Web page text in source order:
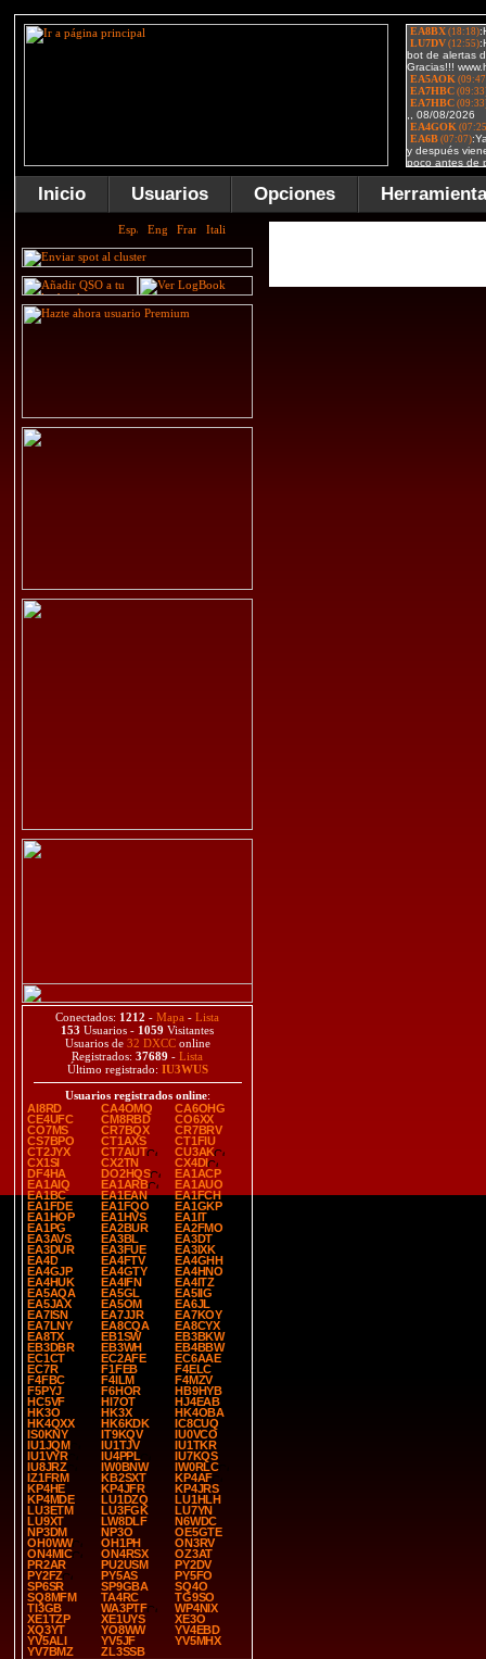
Inicio Usuarios Opciones
Conectados: 1212 - Mapa - Lista
153 Usuarios - 1059 Visitantes
Usuarios de 32 DXCConline
Registrados: 37689 - Lista
Último registrado: IU3WUS
Usuarios registrados online:
AI8RD
CA4OMQ
CA6OHG
CE4UFC
CM8RBD
CO6XX
CO7MS
CR7BQX
CR7BRV
CS7BPO
CT1AXS
CT1FIU
CT2JYX
CT7AUT
CU3AK
CX1SI
CX2TN
CX4DI
DF4HA
DO2HQS
EA1ACP
EA1AIQ
EA1ARB
EA1AUO
EA1BC
EA1EAN
EA1FCH
EA1FDE
EA1FQO
EA1GKP
EA1HOP
EA1HVS
EA1IT
EA1PG
EA2BUR
EA2FMO
EA3AVS
EA3BL
EA3DT
EA3DUR
EA3FUE
EA3IXK
EA4D
EA4FTV
EA4GHH
EA4GJP
EA4GTY
EA4HNO
EA4HUK
EA4IFN
EA4ITZ
EA5AQA
EA5GL
EA5IIG
EA5JAX
EA5OM
EA6JL
EA7ISN
EA7JJR
EA7KOY
EA7LNY
EA8CQA
EA8CYX
EA8TX
EB1SW
EB3BKW
EB3DBR
EB3WH
EB4BBW
EC1CT
EC2AFE
EC6AAE
EC7R
F1FEB
F4ELC
F4FBC
F4ILM
F4MZV
F5PYJ
F6HOR
HB9HYB
HC5VF
HI7OT
HJ4EAB
HK3O
HK3X
HK4OBA
HK4QXX
HK6KDK
IC8CUQ
IS0KNY
IT9KQV
IU0VCO
IU1JQM
IU1TJV
IU1TKR
IU1VYR
IU4PPL
IU7KQS
IU8JRZ
IW0BNW
IW0RLC
IZ1FRM
KB2SXT
KP4AF
KP4HE
KP4JFR
KP4JRS
KP4MDE
LU1DZQ
LU1HLH
LU3ETM
LU3FGK
LU7YN
LU9XT
LW8DLF
N6WDC
NP3DM
NP3O
OE5GTE
OH0WW
OH1PH
ON3RV
ON4MIC
ON4RSX
OZ3AT
PR2AR
PU2USM
PY2DV
PY2FZ
PY5AS
PY5FO
SP6SR
SP9GBA
SQ4O
SQ8MFM
TA4RC
TG9SO
TI3GB
WA3PTF
WP4NIX
XE1TZP
XE1UYS
XE3O
XQ3YT
YO8WW
YV4EBD
YV5ALI
YV5JF
YV5MHX
YV7BMZ
ZL3SSB